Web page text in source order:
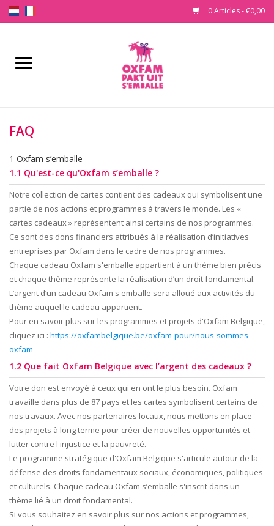
0 Articles - €0,00
Accueil
Nos produits
À propos d'Oxfam s'emballe
Contactez-nous
FAQ
1 Oxfam s’emballe
1.1 Qu'est-ce qu'Oxfam s’emballe ?
Notre collection de cartes contient des cadeaux qui symbolisent une
partie de nos actions et programmes à travers le monde. Les «
cartes cadeaux » représentent ainsi certains de nos programmes.
Ce sont des dons financiers attribués à la réalisation d’initiatives
entreprises par Oxfam dans le cadre de nos programmes.
Chaque cadeau Oxfam s'emballe appartient à un thème bien précis
et chaque thème représente la réalisation d’un droit fondamental.
L’argent d’un cadeau Oxfam s'emballe sera alloué aux activités du
thème auquel le cadeau appartient.
Pour en savoir plus sur les programmes et projets d'Oxfam Belgique,
cliquez ici : https://oxfambelgique.be/oxfam-pour/nous-sommes-
oxfam
1.2 Que fait Oxfam Belgique avec l’argent des cadeaux ?
Votre don est envoyé à ceux qui en ont le plus besoin. Oxfam
travaille dans plus de 87 pays et les cartes symbolisent certains de
nos travaux. Avec nos partenaires locaux, nous mettons en place
des projets à long terme pour créer de nouvelles opportunités et
lutter contre l'injustice et la pauvreté.
Le programme stratégique d'Oxfam Belgique s'articule autour de la
défense des droits fondamentaux sociaux, économiques, politiques
et culturels. Chaque cadeau Oxfam s’emballe s'inscrit dans un
thème lié à un droit fondamental.
Si vous souhaitez en savoir plus sur nos actions et programmes,